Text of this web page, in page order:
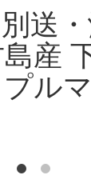
送
産
ル